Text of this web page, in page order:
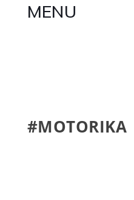
MENU
#MOTORIKA